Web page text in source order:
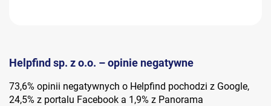
Helpfind sp. z o.o. – opinie negatywne
73,6% opinii negatywnych o Helpfind pochodzi z Google,
24,5% z portalu Facebook a 1,9% z Panorama